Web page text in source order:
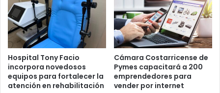
Hospital Tony Facio
incorpora novedosos
equipos para fortalecer la
atención en rehabilitación
Cámara Costarricense de
Pymes capacitará a 200
emprendedores para
vender por internet